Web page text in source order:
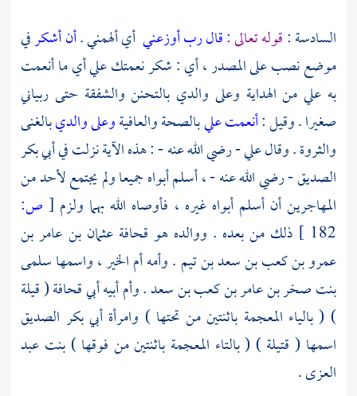
السادسة :قوله تعالى :قال رب أوزعني أي ألهمني .أن أشكرفي
موضع نصب على المصدر ، أي : شكر نعمتك علي أي ما أنعمت
به علي من الهداية وعلى والدي بالتحنن والشفقة حتى ربياني
صغيرا . وقيل :أنعمت عليبالصحة والعافيةوعلى والديبالغنى
والثروة . وقالعلي- رضي الله عنه - : هذه الآية نزلت فيأبي بكر
الصديق- رضي الله عنه - ، أسلم أبواه جميعا ولم يجتمع لأحد من
المهاجرين أن أسلم أبواه غيره ، فأوصاه الله بهما ولزم [ ص:
182 ]
ذلك من بعده . ووالده هو قحافة عثمان بن عامر بن
عمرو بن كعب بن سعد بن تيم . وأمهأم الخير ، واسمها سلمى
بنت صخر بن عامر بن كعب بن سعد. وأم أبيهأبي قحافة( قيلة
) ( بالياء المعجمة باثنتين من تحتها ) وامرأةأبي بكر الصديق
اسمها ( قتيلة ) ( بالتاء المعجمة باثنتين من فوقها ) بنت عبد
العزى.